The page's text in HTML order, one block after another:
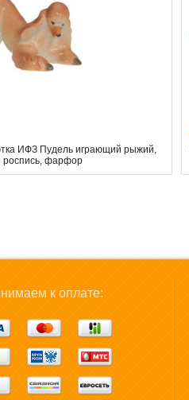
ИФЗ Пудель играющий рыжий,
роспись, фарфор
к оплате: